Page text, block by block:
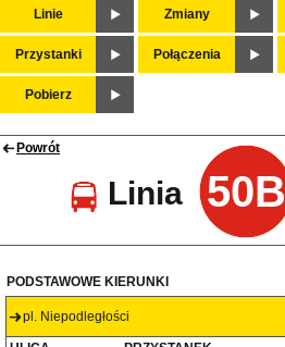
Linie Zmiany
Przystanki Połączenia
Pobierz
Powrót
Linia 50B
PODSTAWOWE KIERUNKI
pl. Niepodległości